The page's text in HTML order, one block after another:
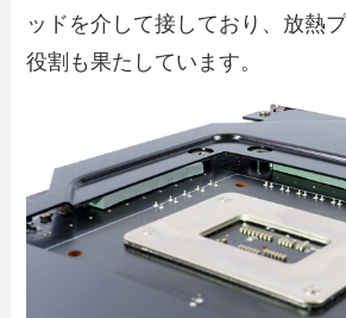
ッドを介して接しており、放熱
役割も果たしています。